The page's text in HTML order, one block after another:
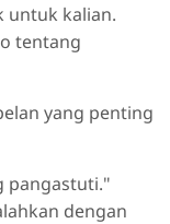
untuk kalian.
tentang
yang penting
pangastuti."
dengan